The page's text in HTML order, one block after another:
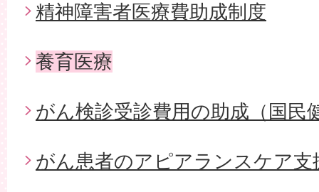
精神障害者医療費助成制度
養育医療
がん検診受診費用の助成（国民
がん患者のアピアランスケア